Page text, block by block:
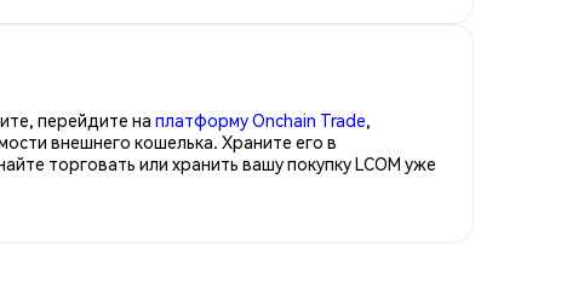
перейдите на платформу Onchain Trade,
внешнего кошелька. Храните его в
торговать или хранить вашу покупку LCOM уже